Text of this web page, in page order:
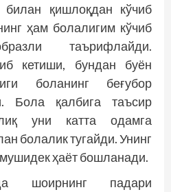
билан қишлоқдан кўчиб
ҳам болалигим кўчиб
таърифлайди.
кетиши, бундан буён
боланинг беғубор
Бола қалбига таъсир
уни катта одамга
болалик тугайди. Унинг
ҳаёт бошланади.
шоирнинг падари